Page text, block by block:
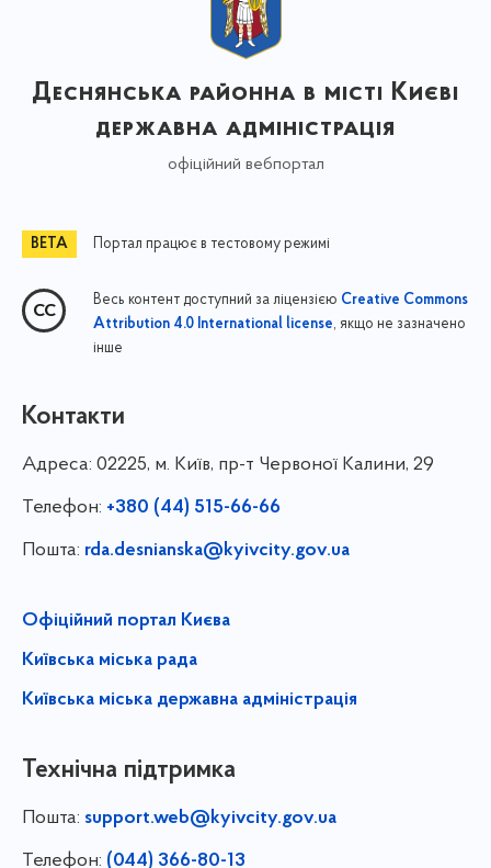
Деснянська районна в місті Києві
державна адміністрація
офіційний вебпортал
Портал працює в тестовому режимі
Весь контент доступний за ліцензією Creative Commons
Attribution 4.0 International license, якщо не зазначено
інше
Контакти
Адреса: 02225, м. Київ, пр-т Червоної Калини, 29
Телефон: +380 (44) 515-66-66
Пошта: rda.desnianska@kyivcity.gov.ua
Офіційний портал Києва
Київська міська рада
Київська міська державна адміністрація
Технічна підтримка
Пошта: support.web@kyivcity.gov.ua
Телефон: (044) 366-80-13